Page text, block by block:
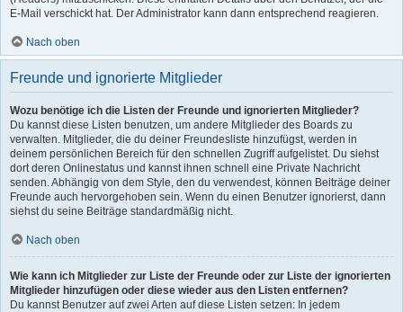
E-Mail verschickt hat. Der Administrator kann dann entsprechend reagieren.
Nach oben
Freunde und ignorierte Mitglieder
Wozu benötige ich die Listen der Freunde und ignorierten Mitglieder?
Du kannst diese Listen benutzen, um andere Mitglieder des Boards zu
verwalten. Mitglieder, die du deiner Freundesliste hinzufügst, werden in
deinem persönlichen Bereich für den schnellen Zugriff aufgelistet. Du siehst
dort deren Onlinestatus und kannst ihnen schnell eine Private Nachricht
senden. Abhängig von dem Style, den du verwendest, können Beiträge deiner
Freunde auch hervorgehoben sein. Wenn du einen Benutzer ignorierst, dann
siehst du seine Beiträge standardmäßig nicht.
Nach oben
Wie kann ich Mitglieder zur Liste der Freunde oder zur Liste der ignorierten
Mitglieder hinzufügen oder diese wieder aus den Listen entfernen?
Du kannst Benutzer auf zwei Arten auf diese Listen setzen: In jedem